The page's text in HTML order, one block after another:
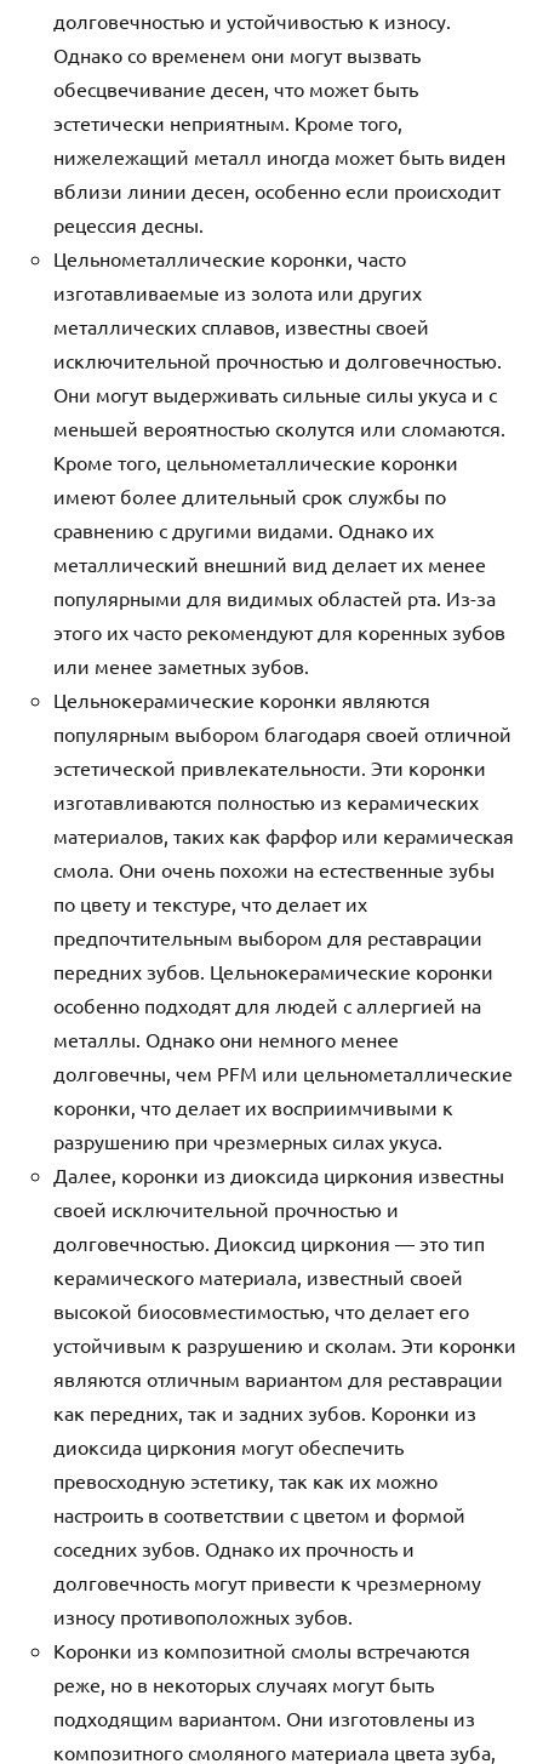
долговечностью и устойчивостью к износу.
Однако со временем они могут вызвать
обесцвечивание десен, что может быть
эстетически неприятным. Кроме того,
нижележащий металл иногда может быть виден
вблизи линии десен, особенно если происходит
рецессия десны.
Цельнометаллические коронки, часто
изготавливаемые из золота или других
металлических сплавов, известны своей
исключительной прочностью и долговечностью.
Они могут выдерживать сильные силы укуса и с
меньшей вероятностью сколутся или сломаются.
Кроме того, цельнометаллические коронки
имеют более длительный срок службы по
сравнению с другими видами. Однако их
металлический внешний вид делает их менее
популярными для видимых областей рта. Из-за
этого их часто рекомендуют для коренных зубов
или менее заметных зубов.
Цельнокерамические коронки являются
популярным выбором благодаря своей отличной
эстетической привлекательности. Эти коронки
изготавливаются полностью из керамических
материалов, таких как фарфор или керамическая
смола. Они очень похожи на естественные зубы
по цвету и текстуре, что делает их
предпочтительным выбором для реставрации
передних зубов. Цельнокерамические коронки
особенно подходят для людей с аллергией на
металлы. Однако они немного менее
долговечны, чем PFM или цельнометаллические
коронки, что делает их восприимчивыми к
разрушению при чрезмерных силах укуса.
Далее, коронки из диоксида циркония известны
своей исключительной прочностью и
долговечностью. Диоксид циркония — это тип
керамического материала, известный своей
высокой биосовместимостью, что делает его
устойчивым к разрушению и сколам. Эти коронки
являются отличным вариантом для реставрации
как передних, так и задних зубов. Коронки из
диоксида циркония могут обеспечить
превосходную эстетику, так как их можно
настроить в соответствии с цветом и формой
соседних зубов. Однако их прочность и
долговечность могут привести к чрезмерному
износу противоположных зубов.
Коронки из композитной смолы встречаются
реже, но в некоторых случаях могут быть
подходящим вариантом. Они изготовлены из
композитного смоляного материала цвета зуба,